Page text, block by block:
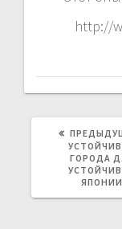
http://
ГОРОДА
ЯПОНИИ